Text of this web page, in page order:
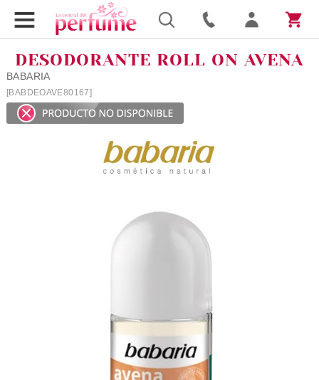
DESODORANTE ROLL ON AVENA
BABARIA
[BABDEOAVE80167]